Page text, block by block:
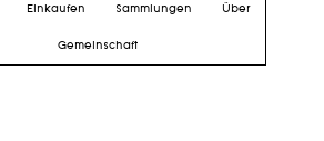
Einkaufen Sammlungen Über
Gemeinschaft